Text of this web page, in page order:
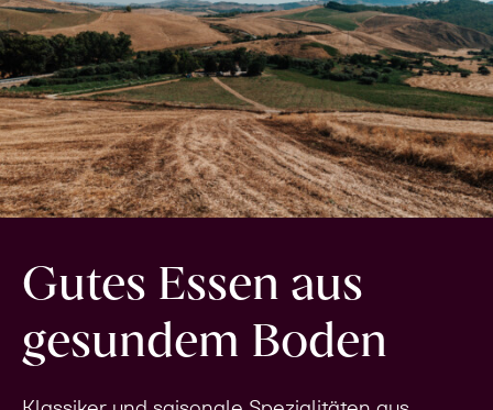
Gutes Essen aus
gesundem Boden